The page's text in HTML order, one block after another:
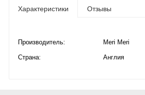
Характеристики Отзывы
Производитель: Meri Meri
Страна: Англия